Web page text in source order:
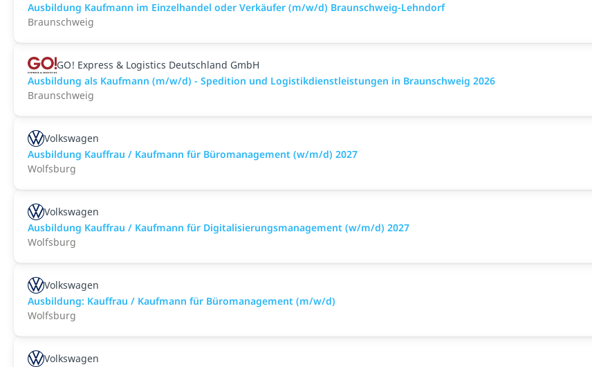
Ausbildung Kaufmann im Einzelhandel oder Verkäufer (m/w/d) Braunschweig-Lehndorf
Braunschweig
GO! Express & Logistics Deutschland GmbH
Ausbildung als Kaufmann (m/w/d) - Spedition und Logistikdienstleistungen in Braunschweig 2026
Braunschweig
Volkswagen
Ausbildung Kauffrau / Kaufmann für Büromanagement (w/m/d) 2027
Wolfsburg
Volkswagen
Ausbildung Kauffrau / Kaufmann für Digitalisierungsmanagement (w/m/d) 2027
Wolfsburg
Volkswagen
Ausbildung: Kauffrau / Kaufmann für Büromanagement (m/w/d)
Wolfsburg
Volkswagen